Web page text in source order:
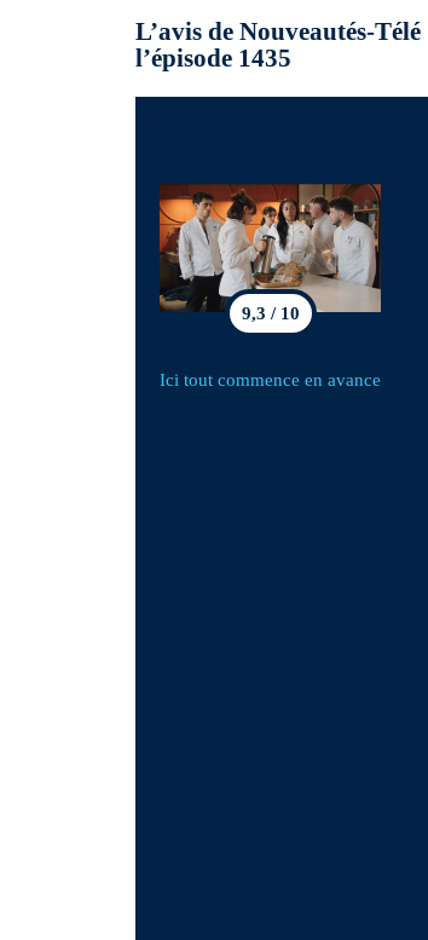
L’avis de Nouveautés-
l’épisode 1435
9,3 / 10
Ici tout commence en avance